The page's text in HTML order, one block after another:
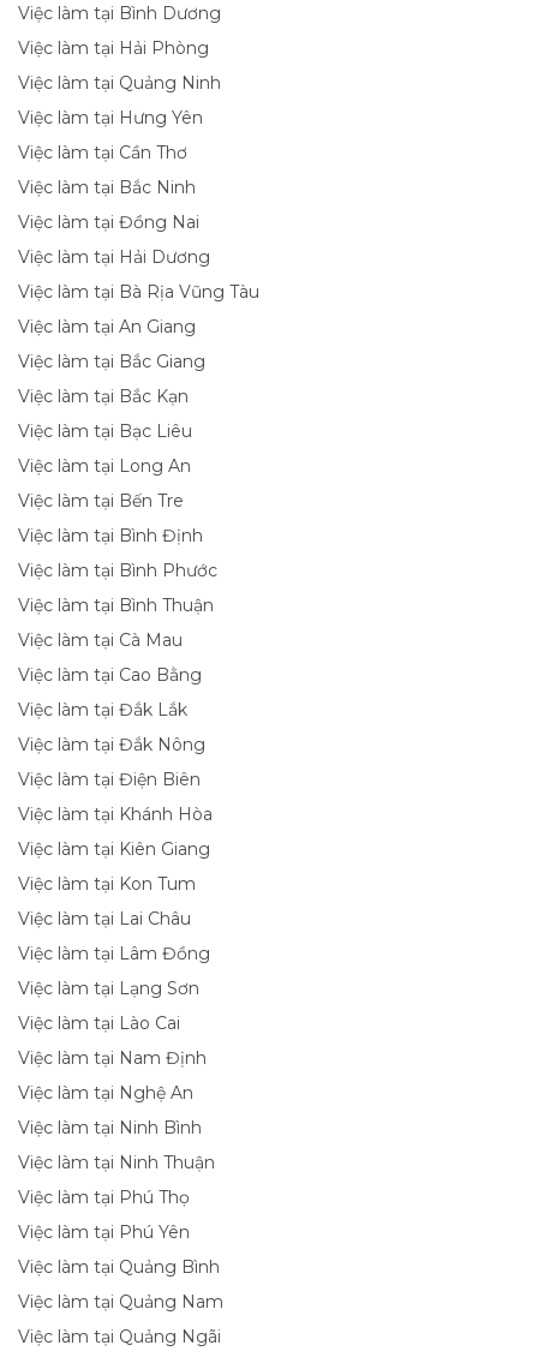
Việc làm tại Bình Dương
Việc làm tại Hải Phòng
Việc làm tại Quảng Ninh
Việc làm tại Hưng Yên
Việc làm tại Cần Thơ
Việc làm tại Bắc Ninh
Việc làm tại Đồng Nai
Việc làm tại Hải Dương
Việc làm tại Bà Rịa Vũng Tàu
Việc làm tại An Giang
Việc làm tại Bắc Giang
Việc làm tại Bắc Kạn
Việc làm tại Bạc Liêu
Việc làm tại Long An
Việc làm tại Bến Tre
Việc làm tại Bình Định
Việc làm tại Bình Phước
Việc làm tại Bình Thuận
Việc làm tại Cà Mau
Việc làm tại Cao Bằng
Việc làm tại Đắk Lắk
Việc làm tại Đắk Nông
Việc làm tại Điện Biên
Việc làm tại Khánh Hòa
Việc làm tại Kiên Giang
Việc làm tại Kon Tum
Việc làm tại Lai Châu
Việc làm tại Lâm Đồng
Việc làm tại Lạng Sơn
Việc làm tại Lào Cai
Việc làm tại Nam Định
Việc làm tại Nghệ An
Việc làm tại Ninh Bình
Việc làm tại Ninh Thuận
Việc làm tại Phú Thọ
Việc làm tại Phú Yên
Việc làm tại Quảng Bình
Việc làm tại Quảng Nam
Việc làm tại Quảng Ngãi